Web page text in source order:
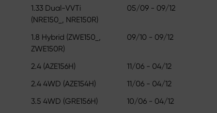
1.33 Dual-VVTi
(NRE150_, NRE150R)
05/09 - 09/12
1.8 Hybrid (ZWE150_,
ZWE150R)
09/10 - 09/12
2.4 (AZE156H)
11/06 - 04/12
2.4 4WD (AZE154H)
11/06 - 04/12
3.5 4WD (GRE156H)
10/06 - 04/12